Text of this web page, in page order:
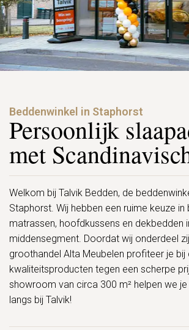
Beddenwinkel in Staphorst
Persoonlijk
met
Welkom bij Talvik Bedden, de
Staphorst. Wij hebben een ruime keuze in
matrassen, hoofdkussens en dekbedden
middensegment. Doordat wij onderdeel
groothandel Alta Meubelen profiteer je bij
kwaliteitsproducten tegen een scherpe
showroom van circa 300 m² helpen we
langs bij Talvik!